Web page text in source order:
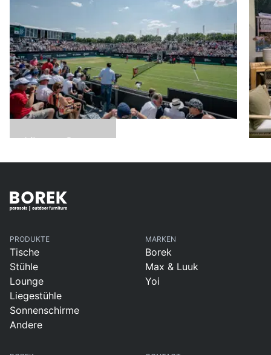
Libema Open
PRODUKTE
Tische
Stühle
Lounge
Liegestühle
Sonnenschirme
Andere
MARKEN
Borek
Max & Luuk
Yoi